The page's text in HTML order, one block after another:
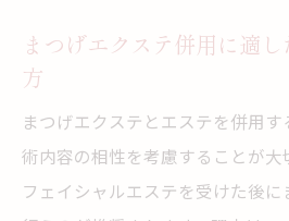
まつげエクステ併用に適
方
まつげエクステとエステを併用
術内容の相性を考慮することが大
フェイシャルエステを受けた後